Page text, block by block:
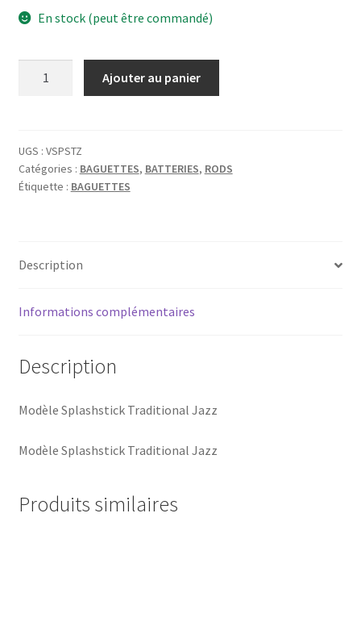
En stock (peut être commandé)
SPLASHSTICK
TRAD.
JAZZ
Ajouter au panier
UGS : VSPSTZ
Catégories : BAGUETTES, BATTERIES, RODS
Étiquette : BAGUETTES
Description
Informations complémentaires
Description
Modèle Splashstick Traditional Jazz
Modèle Splashstick Traditional Jazz
Produits similaires